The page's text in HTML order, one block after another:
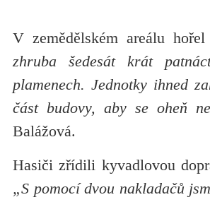
V zemědělském areálu
zhruba šedesát krát
plamenech. Jednotky ihned
část budovy, aby se oheň
Balážová.
Hasiči zřídili kyvadlovou
„S pomocí dvou nakladačů